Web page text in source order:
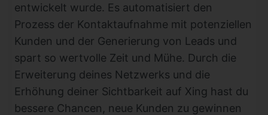
entwickelt wurde. Es automatisiert den
Prozess der Kontaktaufnahme mit potenziellen
Kunden und der Generierung von Leads und
spart so wertvolle Zeit und Mühe. Durch die
Erweiterung deines Netzwerks und die
Erhöhung deiner Sichtbarkeit auf Xing hast du
bessere Chancen, neue Kunden zu gewinnen